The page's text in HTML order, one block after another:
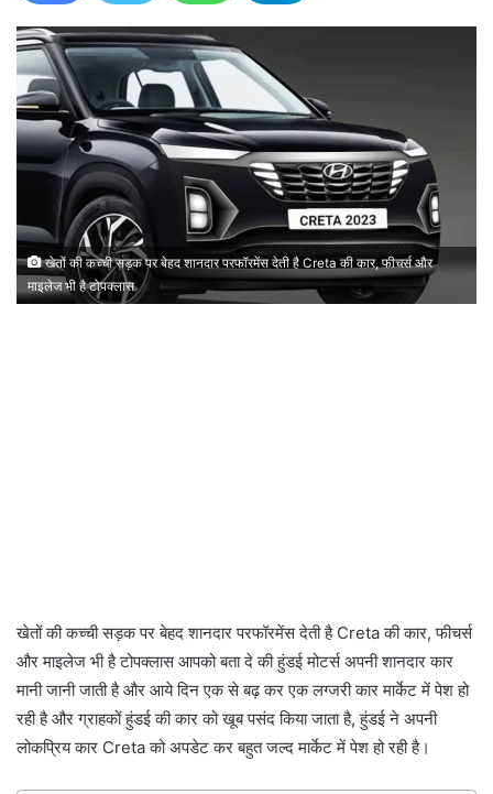
खेतों की कच्ची सड़क पर बेहद शानदार परफॉरमेंस देती है Creta की कार, फीचर्स और
माइलेज भी है टोपक्लास
खेतों की कच्ची सड़क पर बेहद शानदार परफॉरमेंस देती है Creta की कार, फीचर्स
और माइलेज भी है टोपक्लास आपको बता दे की हुंडई मोटर्स अपनी शानदार कार
मानी जानी जाती है और आये दिन एक से बढ़ कर एक लग्जरी कार मार्केट में पेश हो
रही है और ग्राहकों हुंडई की कार को खूब पसंद किया जाता है, हुंडई ने अपनी
लोकप्रिय कार Creta को अपडेट कर बहुत जल्द मार्केट में पेश हो रही है।